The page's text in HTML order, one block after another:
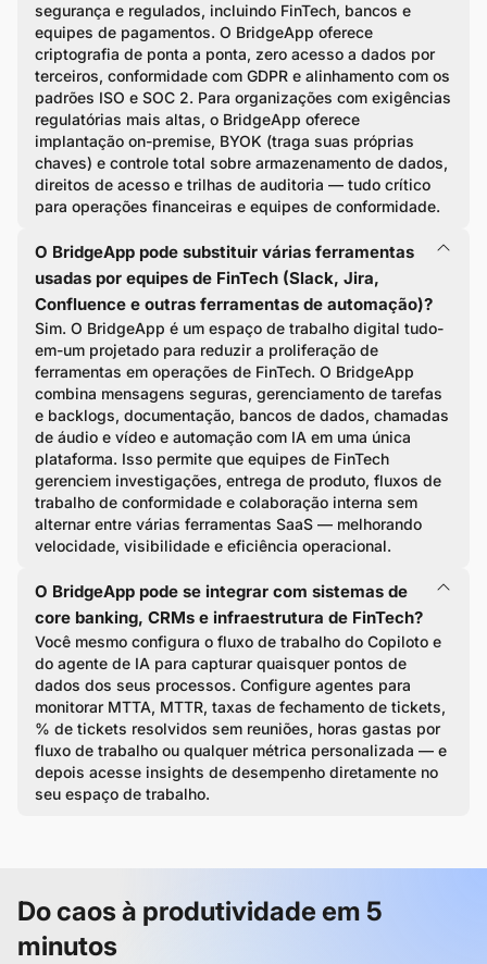
segurança e regulados, incluindo FinTech, bancos e
equipes de pagamentos. O BridgeApp oferece
criptografia de ponta a ponta, zero acesso a dados por
terceiros, conformidade com GDPR e alinhamento com os
padrões ISO e SOC 2. Para organizações com exigências
regulatórias mais altas, o BridgeApp oferece
implantação on-premise, BYOK (traga suas próprias
chaves) e controle total sobre armazenamento de dados,
direitos de acesso e trilhas de auditoria — tudo crítico
para operações financeiras e equipes de conformidade.
O BridgeApp pode substituir várias ferramentas
usadas por equipes de FinTech (Slack, Jira,
Confluence e outras ferramentas de automação)?
Sim. O BridgeApp é um espaço de trabalho digital tudo-
em-um projetado para reduzir a proliferação de
ferramentas em operações de FinTech. O BridgeApp
combina mensagens seguras, gerenciamento de tarefas
e backlogs, documentação, bancos de dados, chamadas
de áudio e vídeo e automação com IA em uma única
plataforma. Isso permite que equipes de FinTech
gerenciem investigações, entrega de produto, fluxos de
trabalho de conformidade e colaboração interna sem
alternar entre várias ferramentas SaaS — melhorando
velocidade, visibilidade e eficiência operacional.
O BridgeApp pode se integrar com sistemas de
core banking, CRMs e infraestrutura de FinTech?
Você mesmo configura o fluxo de trabalho do Copiloto e
do agente de IA para capturar quaisquer pontos de
dados dos seus processos. Configure agentes para
monitorar MTTA, MTTR, taxas de fechamento de tickets,
% de tickets resolvidos sem reuniões, horas gastas por
fluxo de trabalho ou qualquer métrica personalizada — e
depois acesse insights de desempenho diretamente no
seu espaço de trabalho.
Do caos à produtividade em 5
minutos